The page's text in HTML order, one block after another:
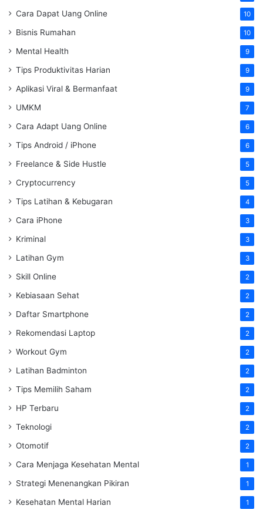
Cara Dapat Uang Online 10
Bisnis Rumahan 10
Mental Health 9
Tips Produktivitas Harian 9
Aplikasi Viral & Bermanfaat 9
UMKM 7
Cara Adapt Uang Online 6
Tips Android / iPhone 6
Freelance & Side Hustle 5
Cryptocurrency 5
Tips Latihan & Kebugaran 4
Cara iPhone 3
Kriminal 3
Latihan Gym 3
Skill Online 2
Kebiasaan Sehat 2
Daftar Smartphone 2
Rekomendasi Laptop 2
Workout Gym 2
Latihan Badminton 2
Tips Memilih Saham 2
HP Terbaru 2
Teknologi 2
Otomotif 2
Cara Menjaga Kesehatan Mental 1
Strategi Menenangkan Pikiran 1
Kesehatan Mental Harian 1